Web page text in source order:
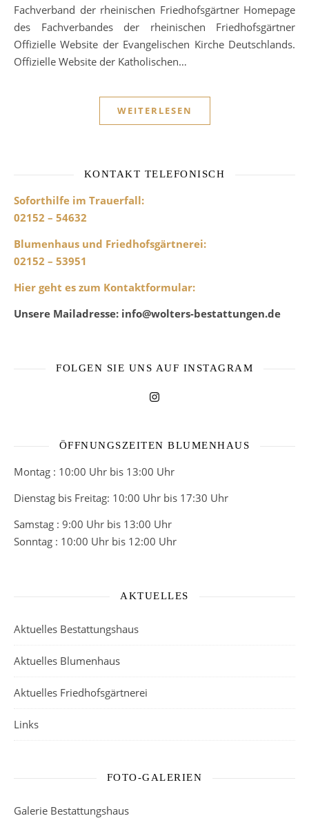
Fachverband der rheinischen Friedhofsgärtner Homepage
des Fachverbandes der rheinischen Friedhofsgärtner
Offizielle Website der Evangelischen Kirche Deutschlands.
Offizielle Website der Katholischen…
WEITERLESEN
KONTAKT TELEFONISCH
Soforthilfe im Trauerfall:
02152 – 54632
Blumenhaus und Friedhofsgärtnerei:
02152 – 53951
Hier geht es zum Kontaktformular:
Unsere Mailadresse: info@wolters-bestattungen.de
FOLGEN SIE UNS AUF INSTAGRAM
ÖFFNUNGSZEITEN BLUMENHAUS
Montag : 10:00 Uhr bis 13:00 Uhr
Dienstag bis Freitag: 10:00 Uhr bis 17:30 Uhr
Samstag : 9:00 Uhr bis 13:00 Uhr
Sonntag : 10:00 Uhr bis 12:00 Uhr
AKTUELLES
Aktuelles Bestattungshaus
Aktuelles Blumenhaus
Aktuelles Friedhofsgärtnerei
Links
FOTO-GALERIEN
Galerie Bestattungshaus